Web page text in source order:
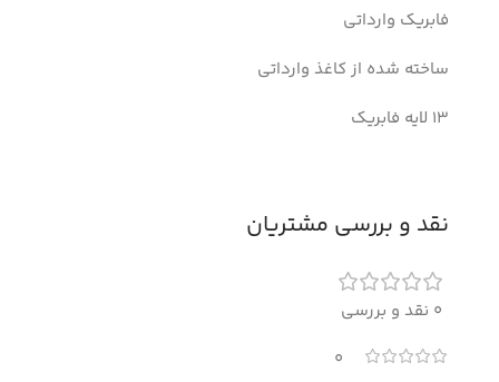
فابریک وارداتی
ساخته شده از کاغذ وارداتی
13 لایه فابریک
نقد و بررسی مشتریان
0 نقد و بررسی
0